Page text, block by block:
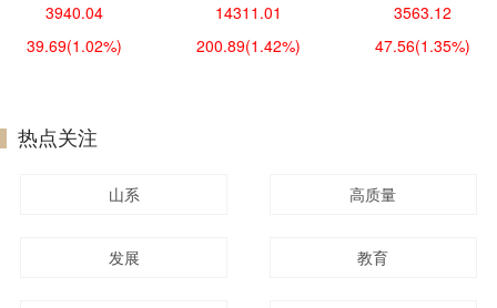
3940.04
39.69(1.02%)
14311.01
200.89(1.42%)
3563.12
47.56(1.35%)
热点关注
山系 高质量
发展 教育